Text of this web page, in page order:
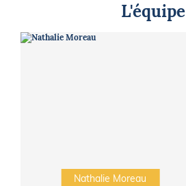
L'équipe
Nathalie Moreau